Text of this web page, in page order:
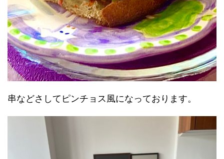
串などさしてピンチョス風になっております。